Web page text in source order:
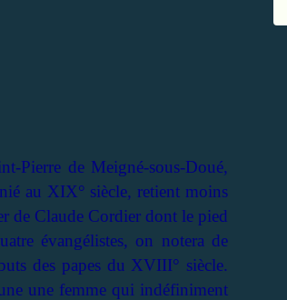
Pierre de Meigné-sous-Doué,
au XIX° siècle, retient moins
de Claude Cordier dont le pied
évangélistes, on notera de
des papes du XVIII° siècle.
une femme qui indéfiniment